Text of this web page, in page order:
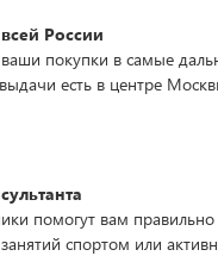
России
покупки в самые
есть в центре
помогут вам
спортом или